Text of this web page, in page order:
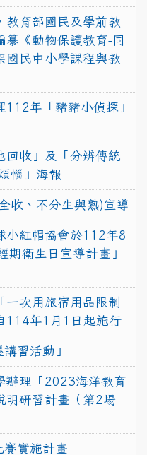
教育部國民及學前教
纂《動物保護教育-同
國民中小學課程與教
年「豬豬小偵探」
回收」及「分辨傳統
惱」海報
收、不分生與熟)宣導
小紅帽協會於112年8
期衛生日宣導計畫」
一次用旅宿用品限制
114年1月1日起施行
習活動」
辦理「2023海洋教育
明研習計畫（第2場
賽實施計畫